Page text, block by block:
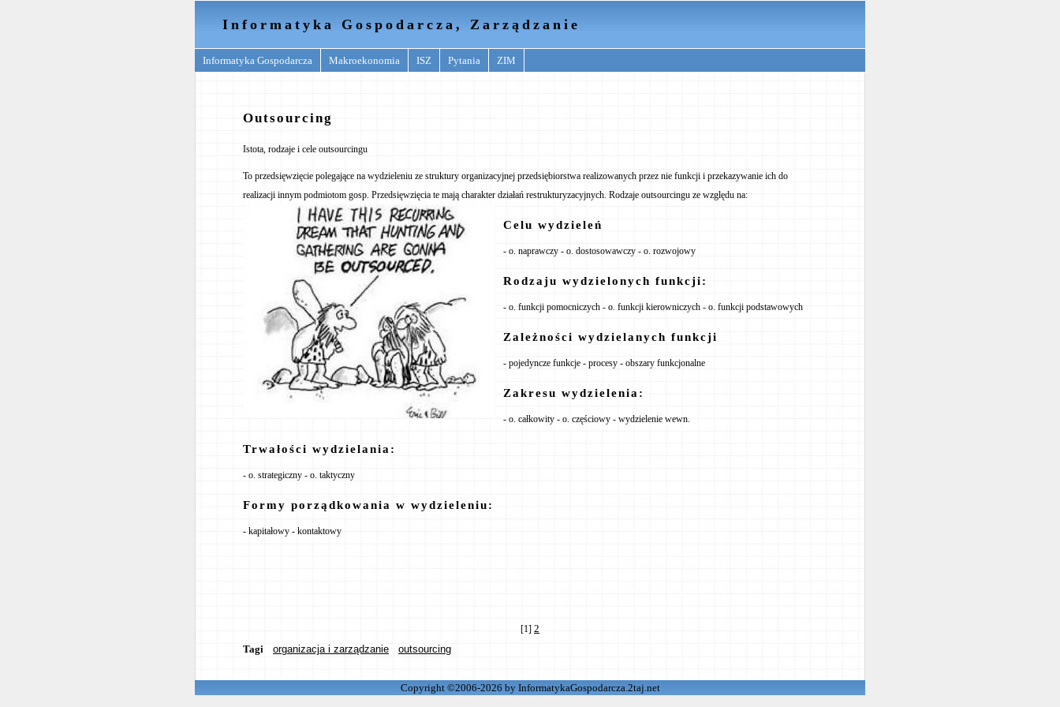
Informatyka Gospodarcza, Zarządzanie
Informatyka Gospodarcza Makroekonomia ISZ Pytania ZIM
Outsourcing
Istota, rodzaje i cele outsourcingu
To przedsięwzięcie polegające na wydzieleniu ze struktury organizacyjnej przedsiębiorstwa realizowanych przez nie funkcji i przekazywanie ich do
realizacji innym podmiotom gosp. Przedsięwzięcia te mają charakter działań restrukturyzacyjnych. Rodzaje outsourcingu ze względu na:
Celu wydzieleń
- o. naprawczy - o. dostosowawczy - o. rozwojowy
Rodzaju wydzielonych funkcji:
- o. funkcji pomocniczych - o. funkcji kierowniczych - o. funkcji podstawowych
Zależności wydzielanych funkcji
- pojedyncze funkcje - procesy - obszary funkcjonalne
Zakresu wydzielenia:
- o. całkowity - o. częściowy - wydzielenie wewn.
Trwałości wydzielania:
- o. strategiczny - o. taktyczny
Formy porządkowania w wydzieleniu:
- kapitałowy - kontaktowy
[1] 2
Tagi
organizacja i zarządzanie outsourcing
Copyright ©2006-2026 by InformatykaGospodarcza.2taj.net